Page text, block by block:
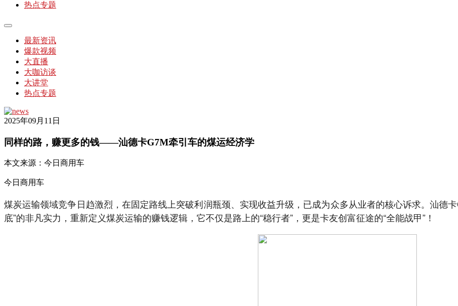
热点专题
最新资讯
爆款视频
大直播
大咖访谈
大讲堂
热点专题
2025年09月11日
同样的路，赚更多的钱——汕德卡G7M牵引车的煤运经济学
本文来源： 今日商用车
今日商用车
煤炭运输领域竞争日趋激烈，在固定路线上突破利润瓶颈、实现收益升级，已成为众多从业者的核心诉求。汕德
底”的非凡实力，重新定义煤炭运输的赚钱逻辑，它不仅是路上的“稳行者”，更是卡友创富征途的“全能战甲”！